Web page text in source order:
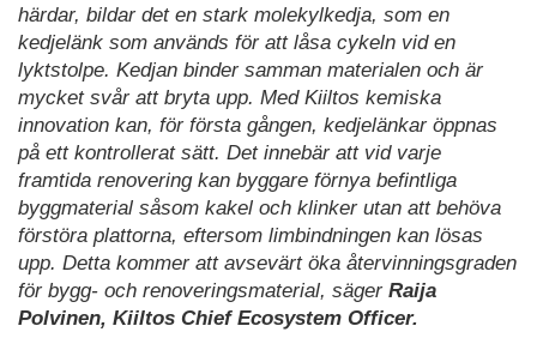
härdar, bildar det en stark molekylkedja, som en
kedjelänk som används för att låsa cykeln vid en
lyktstolpe. Kedjan binder samman materialen och är
mycket svår att bryta upp. Med Kiiltos kemiska
innovation kan, för första gången, kedjelänkar öppnas
på ett kontrollerat sätt. Det innebär att vid varje
framtida renovering kan byggare förnya befintliga
byggmaterial såsom kakel och klinker utan att behöva
förstöra plattorna, eftersom limbindningen kan lösas
upp. Detta kommer att avsevärt öka återvinningsgraden
för bygg- och renoveringsmaterial, sägerRaija
Polvinen, Kiiltos Chief Ecosystem Officer.